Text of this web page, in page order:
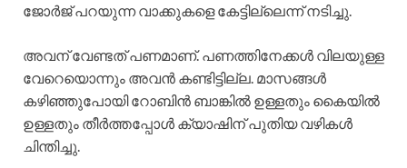
ജോർജ് പറയുന്ന വാക്കുകളെ കേട്ടില്ലെന്ന് നടിച്ചു.
അവന് വേണ്ടത് പണമാണ്. പണത്തിനേക്കൾ വിലയുള്ള
വേറെയൊന്നും അവൻ കണ്ടിട്ടില്ല. മാസങ്ങൾ
കഴിഞ്ഞുപോയി റോബിൻ ബാങ്കിൽ ഉള്ളതും കൈയിൽ
ഉള്ളതും തീർത്തപ്പോൾ ക്യാഷിന് പുതിയ വഴികൾ
ചിന്തിച്ചു.